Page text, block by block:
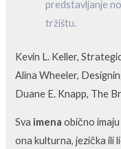
predstavljanje
tržištu.
Kevin L. Keller,
Alina Wheeler,
Duane E. Knapp, The
Sva imena obično
ona kulturna, jezička ili